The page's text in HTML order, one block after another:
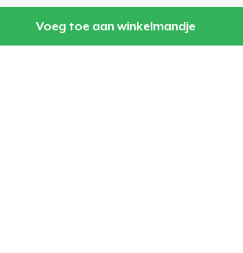
Voeg toe aan winkelmandje